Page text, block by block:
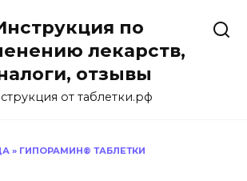
по
лекарств,
отзывы
от таблетки.рф
» ГИПОРАМИН® ТАБЛЕТКИ